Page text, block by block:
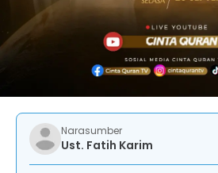
Narasumber
Ust. Fatih Karim